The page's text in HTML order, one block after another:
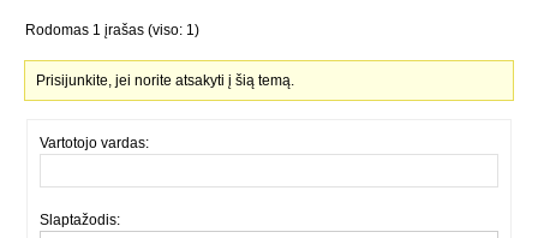
Rodomas 1 įrašas (viso: 1)
Prisijunkite, jei norite atsakyti į šią temą.
Vartotojo vardas:
Slaptažodis: